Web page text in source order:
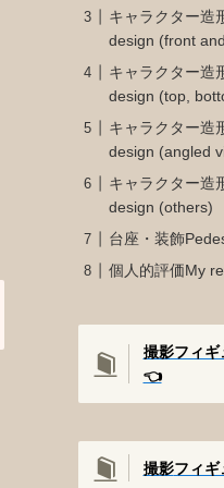
キャラクター造
design (front
キャラクター造
design (top,
キャラクター造
design (angled
キャラクター造
design (others)
台座・装飾
個人的評価My
撮影フィギ
👈️
撮影フィギ